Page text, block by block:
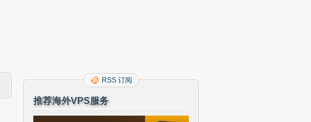
RSS 订阅
推荐海外VPS服务